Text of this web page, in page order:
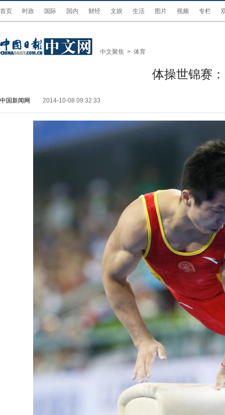
首页 时政 国际 国内 财经 文娱 生活 图片 视频 专栏
中文聚焦 > 体育
体操世锦赛
中国新闻网 2014-10-08 09:32:33